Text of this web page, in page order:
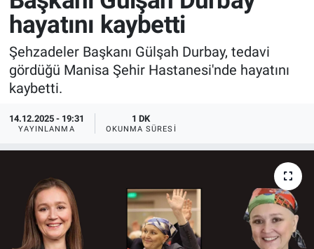
hayatını kaybetti
Şehzadeler Başkanı Gülşah Durbay, tedavi
gördüğü Manisa Şehir Hastanesi'nde hayatını
kaybetti.
14.12.2025 - 19:31
YAYINLANMA
1 DK
OKUNMA SÜRESI